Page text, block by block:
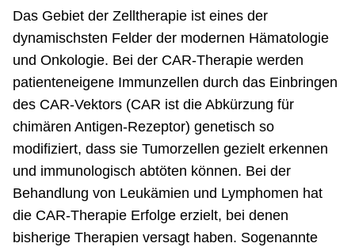
Das Gebiet der Zelltherapie ist eines der
dynamischsten Felder der modernen Hämatologie
und Onkologie. Bei der CAR-Therapie werden
patienteneigene Immunzellen durch das Einbringen
des CAR-Vektors (CAR ist die Abkürzung für
chimären Antigen-Rezeptor) genetisch so
modifiziert, dass sie Tumorzellen gezielt erkennen
und immunologisch abtöten können. Bei der
Behandlung von Leukämien und Lymphomen hat
die CAR-Therapie Erfolge erzielt, bei denen
bisherige Therapien versagt haben. Sogenannte